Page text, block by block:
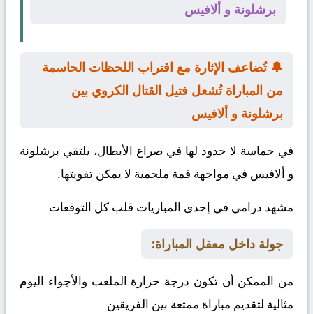
برشلونة و ألافيس
🔔 تُضاعف الإثارة مع اقتراب اللحظات الحاسمة
من المباراة تُشعل فتيل القتال الكروي بين
برشلونة و ألافيس
في حماسة لا حدود لها في صراع الأبطال، يلتقي برشلونة
و ألافيس في مواجهة قمة ملحمية لا يمكن تفويتها.
مشهد درامي في إحدى المباريات قلب كل التوقعات
جولة داخل معقل المباراة:
من الممكن أن تكون درجة حرارة الملعب والأجواء اليوم
مثالية لتقديم مباراة ممتعة بين الفريقين